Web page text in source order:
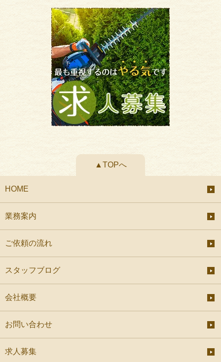
▲TOPへ
HOME
業務案内
ご依頼の流れ
スタッフブログ
会社概要
お問い合わせ
求人募集